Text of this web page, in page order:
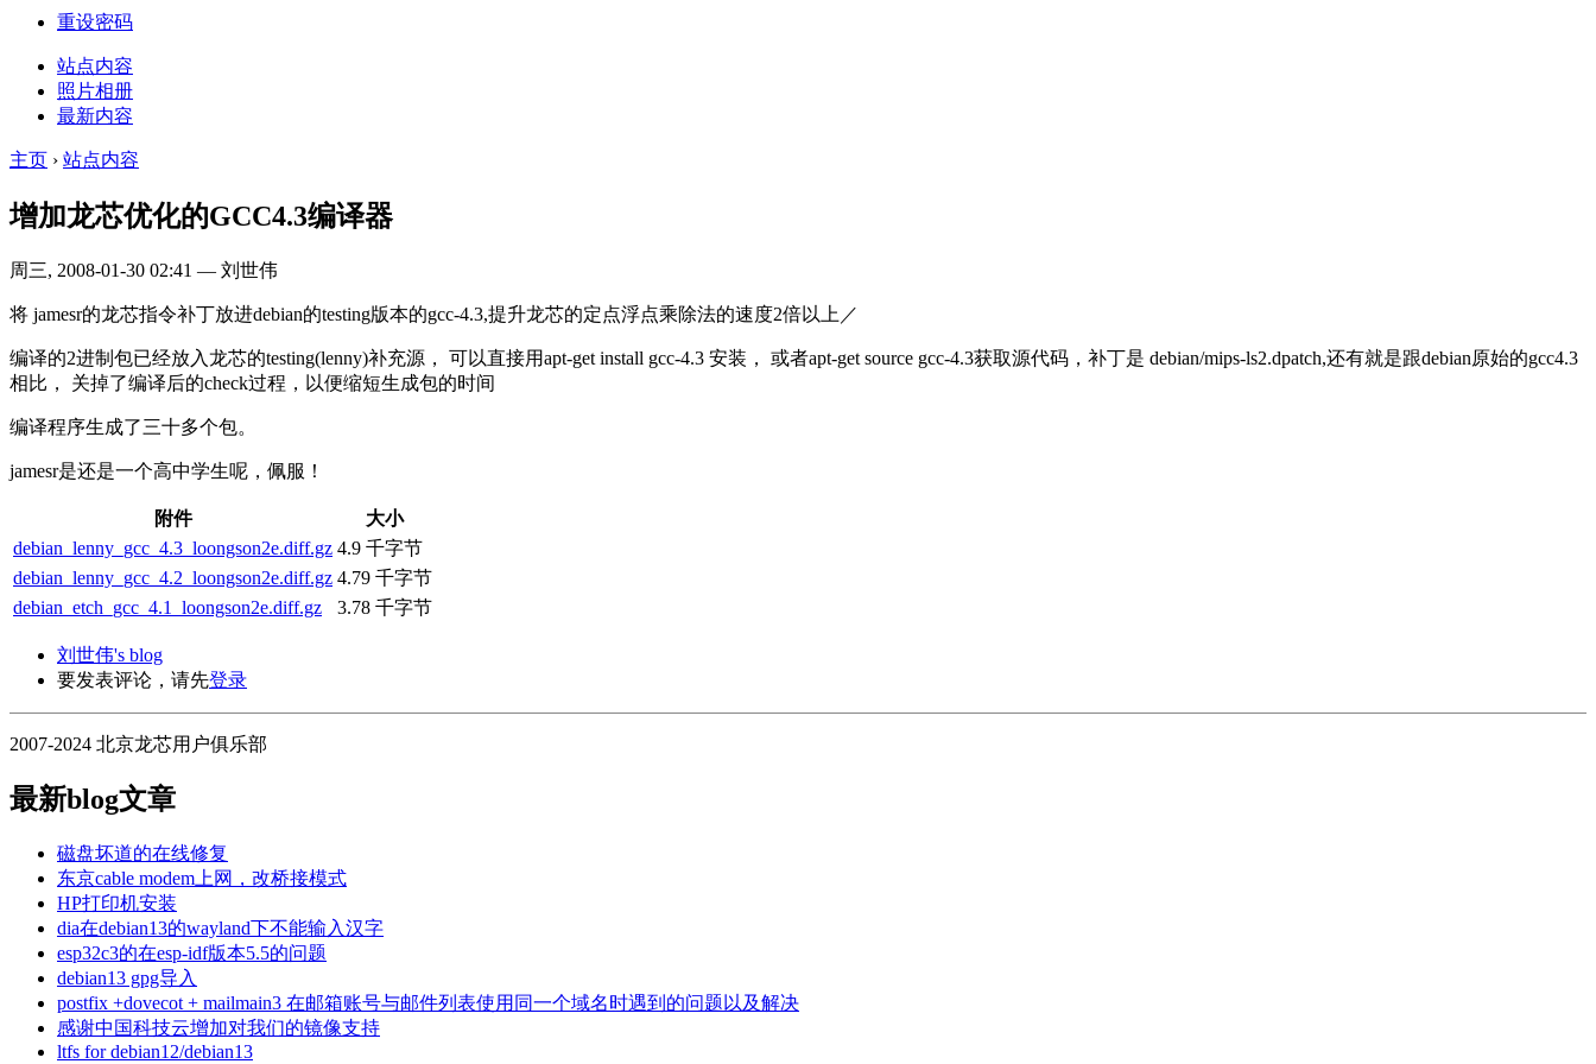
重设密码
站点内容
照片相册
最新内容
主页 › 站点内容
增加龙芯优化的GCC4.3编译器
周三, 2008-01-30 02:41 — 刘世伟
将 jamesr的龙芯指令补丁放进debian的testing版本的gcc-4.3,提升龙芯的定点浮点乘除法的速度2倍以上／
编译的2进制包已经放入龙芯的testing(lenny)补充源， 可以直接用apt-get install gcc-4.3 安装， 或者apt-get source gcc-4.3获取源代码，补丁是 debian/mips-ls2.dpatch,还有就是跟debian原始的gcc4.3
相比， 关掉了编译后的check过程，以便缩短生成包的时间
编译程序生成了三十多个包。
jamesr是还是一个高中学生呢，佩服！
附件
大小
debian_lenny_gcc_4.3_loongson2e.diff.gz 4.9 千字节
debian_lenny_gcc_4.2_loongson2e.diff.gz 4.79 千字节
debian_etch_gcc_4.1_loongson2e.diff.gz
3.78 千字节
刘世伟's blog
要发表评论，请先登录
2007-2024 北京龙芯用户俱乐部
最新blog文章
磁盘坏道的在线修复
东京cable modem上网，改桥接模式
HP打印机安装
dia在debian13的wayland下不能输入汉字
esp32c3的在esp-idf版本5.5的问题
debian13 gpg导入
postfix +dovecot + mailmain3 在邮箱账号与邮件列表使用同一个域名时遇到的问题以及解决
感谢中国科技云增加对我们的镜像支持
ltfs for debian12/debian13